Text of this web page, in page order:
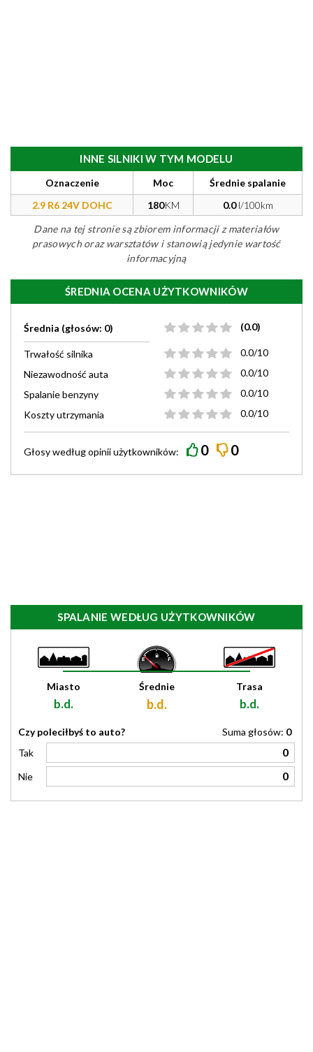
INNE SILNIKI W TYM MODELU
Oznaczenie Moc
Średnie spalanie
2.9 R6 24V DOHC
180KM 0.0l/100km
Dane na tej stronie są zbiorem informacji z materiałów
prasowych oraz warsztatów i stanowią jedynie wartość
informacyjną
ŚREDNIA OCENA UŻYTKOWNIKÓW
Średnia (głosów: 0) (0.0)
Trwałość silnika
0.0/10
Niezawodność auta
0.0/10
Spalanie benzyny
0.0/10
Koszty utrzymania
0.0/10
Głosy wedługopiniiużytkowników: 0 0
SPALANIE WEDŁUG UŻYTKOWNIKÓW
Miasto
b.d.
Średnie
b.d.
Trasa
b.d.
Czy poleciłbyś to auto? Suma głosów: 0
Tak
0
Nie 0